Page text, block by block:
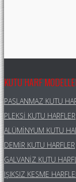
KUTU HARF
PASLANMAZ KUTU
PLEKSI KUTU HARFLER
ALÜMINYUM KUTU
DEMIR KUTU HARFLER
GALVANIZ KUTU
IŞIKSIZ KESME